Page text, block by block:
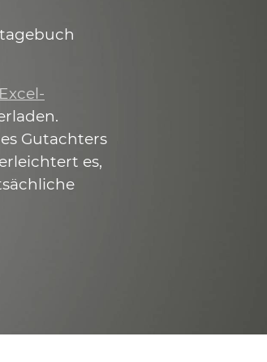
Excel-
Gutachters
es,